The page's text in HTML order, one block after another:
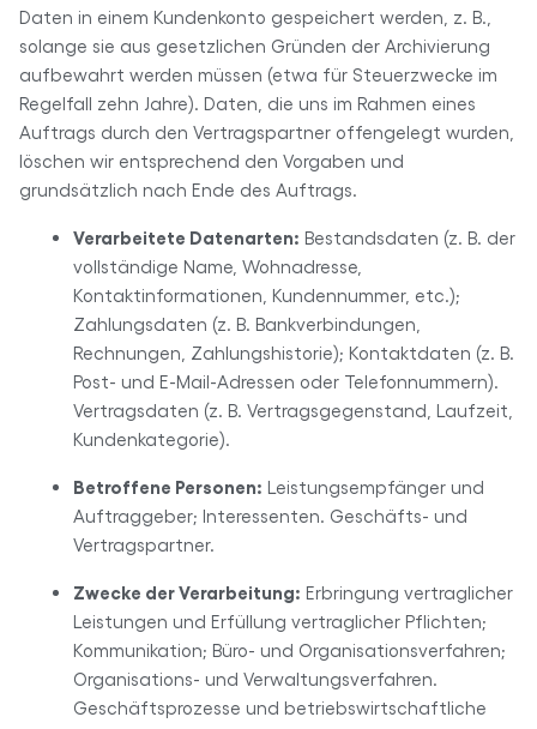
Daten in einem Kundenkonto gespeichert werden, z. B.,
solange sie aus gesetzlichen Gründen der Archivierung
aufbewahrt werden müssen (etwa für Steuerzwecke im
Regelfall zehn Jahre). Daten, die uns im Rahmen eines
Auftrags durch den Vertragspartner offengelegt wurden,
löschen wir entsprechend den Vorgaben und
grundsätzlich nach Ende des Auftrags.
Verarbeitete Datenarten: Bestandsdaten (z. B. der
vollständige Name, Wohnadresse,
Kontaktinformationen, Kundennummer, etc.);
Zahlungsdaten (z. B. Bankverbindungen,
Rechnungen, Zahlungshistorie); Kontaktdaten (z. B.
Post- und E-Mail-Adressen oder Telefonnummern).
Vertragsdaten (z. B. Vertragsgegenstand, Laufzeit,
Kundenkategorie).
Betroffene Personen: Leistungsempfänger und
Auftraggeber; Interessenten. Geschäfts- und
Vertragspartner.
Zwecke der Verarbeitung: Erbringung vertraglicher
Leistungen und Erfüllung vertraglicher Pflichten;
Kommunikation; Büro- und Organisationsverfahren;
Organisations- und Verwaltungsverfahren.
Geschäftsprozesse und betriebswirtschaftliche